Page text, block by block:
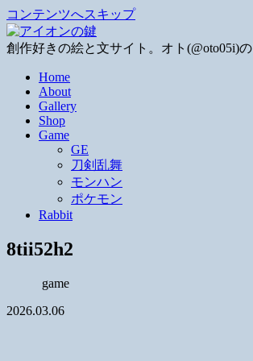
コンテンツへスキップ
創作好きの絵と文サイト。オト(@oto05i)
Home
About
Gallery
Shop
Game
GE
刀剣乱舞
モンハン
ポケモン
Rabbit
8tii52h2
game
2026.03.06